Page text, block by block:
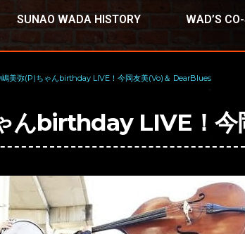
SUNAO WADA HISTORY WAD’S
嶋美弥(P)ちゃんbirthday LIVE！今岡友美(Vo)＆ DearBlues
んbirthday LIVE！